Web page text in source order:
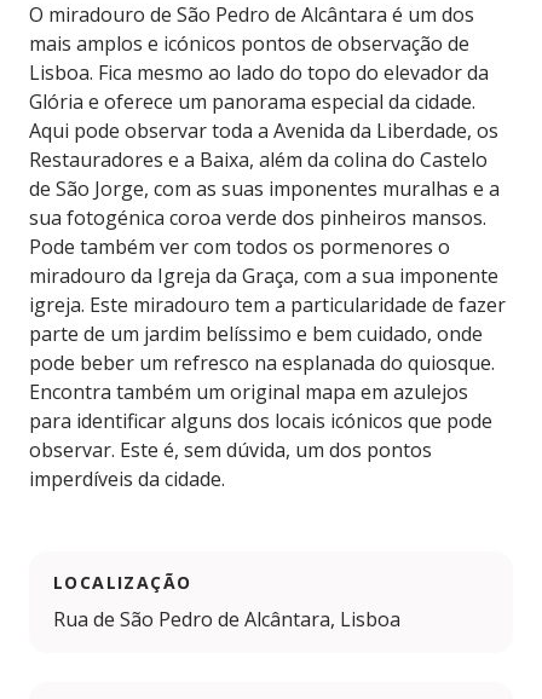
O miradouro de São Pedro de Alcântara é um dos
mais amplos e icónicos pontos de observação de
Lisboa. Fica mesmo ao lado do topo do elevador da
Glória e oferece um panorama especial da cidade.
Aqui pode observar toda a Avenida da Liberdade, os
Restauradores e a Baixa, além da colina do Castelo
de São Jorge, com as suas imponentes muralhas e a
sua fotogénica coroa verde dos pinheiros mansos.
Pode também ver com todos os pormenores o
miradouro da Igreja da Graça, com a sua imponente
igreja. Este miradouro tem a particularidade de fazer
parte de um jardim belíssimo e bem cuidado, onde
pode beber um refresco na esplanada do quiosque.
Encontra também um original mapa em azulejos
para identificar alguns dos locais icónicos que pode
observar. Este é, sem dúvida, um dos pontos
imperdíveis da cidade.
LOCALIZAÇÃO
Rua de São Pedro de Alcântara, Lisboa